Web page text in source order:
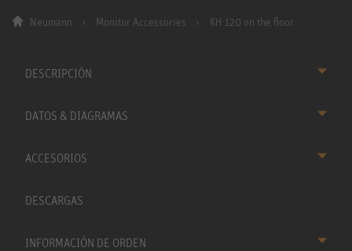
Neumann Monitor Accessories KH 120 on the floor
DESCRIPCIÓN
DATOS & DIAGRAMAS
ACCESORIOS
DESCARGAS
INFORMACIÓN DE ORDEN